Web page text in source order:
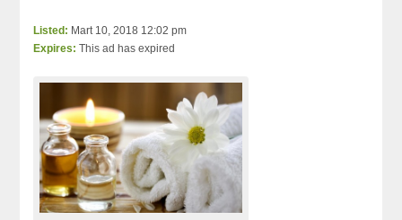
Listed: Mart 10, 2018 12:02 pm
Expires: This ad has expired